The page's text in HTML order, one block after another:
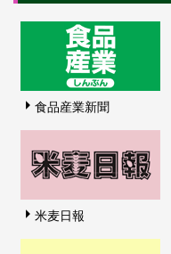
食品産業新聞
米麦日報